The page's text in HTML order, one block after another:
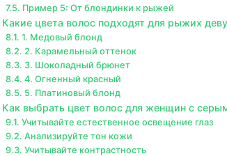
Пример 5: От блондинки к рыжей
Какие цвета волос подходят для рыжих
1. Медовый блонд
2. Карамельный оттенок
3. Шоколадный брюнет
4. Огненный красный
5. Платиновый блонд
Как выбрать цвет волос для женщин с
Учитывайте естественное освещение глаз
Анализируйте тон кожи
Учитывайте контрастность